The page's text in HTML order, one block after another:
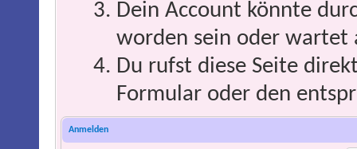
Dein Account könnte
worden sein oder wartet
Du rufst diese Seite
Formular oder den
Anmelden